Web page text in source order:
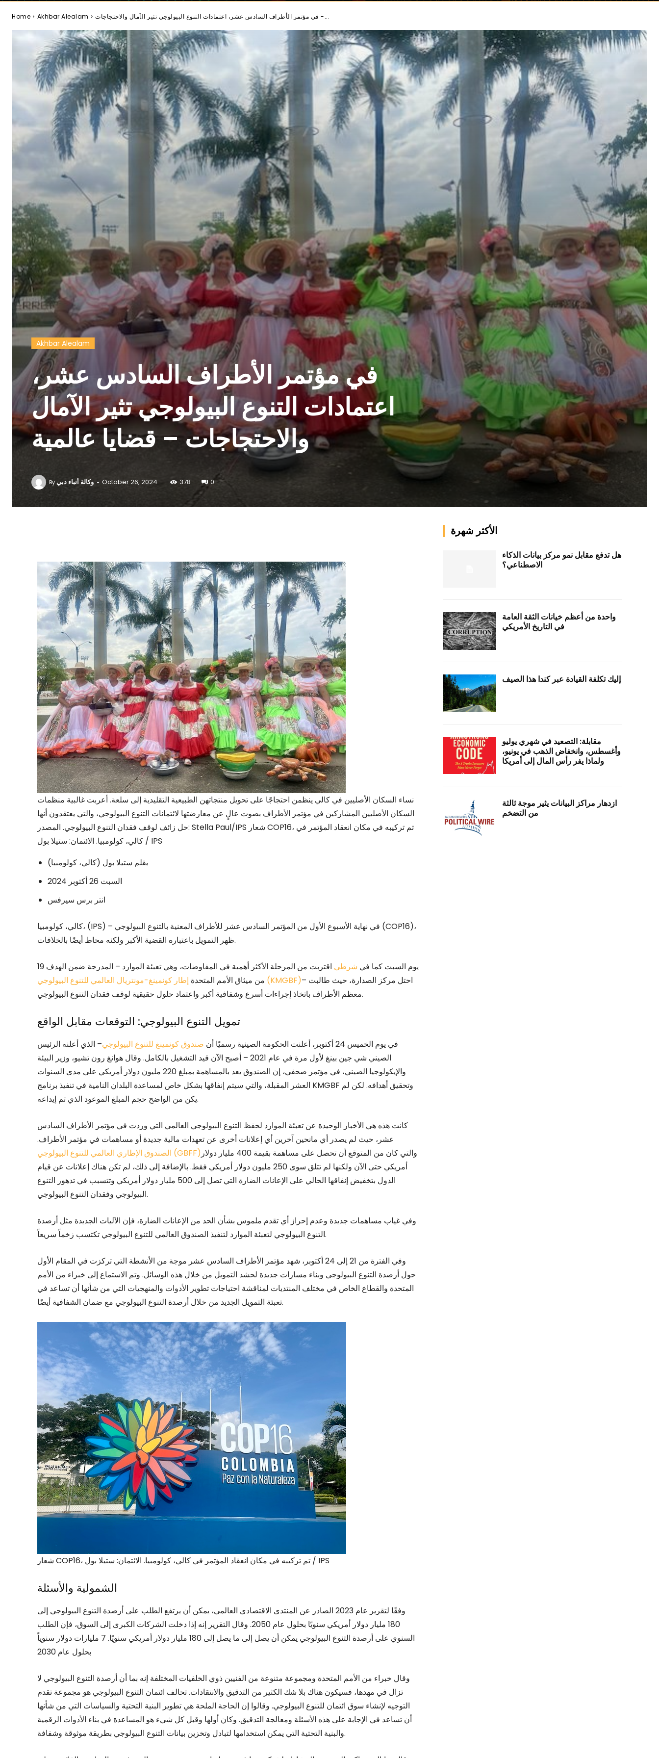
Home Akhbar Alealam في مؤتمر الأطراف السادس عشر، اعتمادات التنوع البيولوجي تثير الآمال والاحتجاجات -...
Akhbar Alealam
في مؤتمر الأطراف السادس عشر،
اعتمادات التنوع البيولوجي تثير الآمال
والاحتجاجات – قضايا عالمية
Byوكالة أنباء دبي - October 26, 2024 378 0
نساء السكان الأصليين في كالي ينظمن احتجاجًا على تحويل منتجاتهن الطبيعية التقليدية إلى سلعة. أعربت غالبية منظمات
السكان الأصليين المشاركين في مؤتمر الأطراف بصوت عالٍ عن معارضتها لائتمانات التنوع البيولوجي، والتي يعتقدون أنها
حل زائف لوقف فقدان التنوع البيولوجي. المصدر: Stella Paul/IPS شعار COP16، تم تركيبه في مكان انعقاد المؤتمر في
كالي، كولومبيا. الائتمان: ستيلا بول / IPS
بقلم ستيلا بول (كالي، كولومبيا)
السبت 26 أكتوبر 2024
انتر برس سيرفس
كالي، كولومبيا، (IPS) – في نهاية الأسبوع الأول من المؤتمر السادس عشر للأطراف المعنية بالتنوع البيولوجي (COP16)،
ظهر التمويل باعتباره القضية الأكبر ولكنه محاط أيضًا بالخلافات.
يوم السبت كما في شرطي
اقتربت من المرحلة الأكثر أهمية في المفاوضات، وهي تعبئة الموارد – المدرجة ضمن الهدف 19
من ميثاق الأمم المتحدة إطار كونمينغ-مونتريال العالمي للتنوع البيولوجي (KMGBF)– احتل مركز الصدارة، حيث طالبت
معظم الأطراف باتخاذ إجراءات أسرع وشفافية أكبر واعتماد حلول حقيقية لوقف فقدان التنوع البيولوجي.
تمويل التنوع البيولوجي: التوقعات مقابل الواقع
في يوم الخميس 24 أكتوبر، أعلنت الحكومة الصينية رسميًا أن صندوق كونمينغ للتنوع البيولوجي– الذي أعلنه الرئيس
الصيني شي جين بينغ لأول مرة في عام 2021 – أصبح الآن قيد التشغيل بالكامل. وقال هوانغ رون تشيو، وزير البيئة
والإيكولوجيا الصيني، في مؤتمر صحفي، إن الصندوق يعد بالمساهمة بمبلغ 220 مليون دولار أمريكي على مدى السنوات
العشر المقبلة، والتي سيتم إنفاقها بشكل خاص لمساعدة البلدان النامية في تنفيذ برنامج KMGBF وتحقيق أهدافه. لكن لم
يكن من الواضح حجم المبلغ الموعود الذي تم إيداعه.
كانت هذه هي الأخبار الوحيدة عن تعبئة الموارد لحفظ التنوع البيولوجي العالمي التي وردت في مؤتمر الأطراف السادس
عشر، حيث لم يصدر أي مانحين آخرين أي إعلانات أخرى عن تعهدات مالية جديدة أو مساهمات في مؤتمر الأطراف.
الصندوق الإطاري العالمي للتنوع البيولوجي (GBFF) والتي كان من المتوقع أن تحصل على مساهمة بقيمة 400 مليار دولار
أمريكي حتى الآن ولكنها لم تتلق سوى 250 مليون دولار أمريكي فقط. بالإضافة إلى ذلك، لم تكن هناك إعلانات عن قيام
الدول بتخفيض إنفاقها الحالي على الإعانات الضارة التي تصل إلى 500 مليار دولار أمريكي وتتسبب في تدهور التنوع
البيولوجي وفقدان التنوع البيولوجي.
وفي غياب مساهمات جديدة وعدم إحراز أي تقدم ملموس بشأن الحد من الإعانات الضارة، فإن الآليات الجديدة مثل أرصدة
التنوع البيولوجي لتعبئة الموارد لتنفيذ الصندوق العالمي للتنوع البيولوجي تكتسب زخماً سريعاً.
وفي الفترة من 21 إلى 24 أكتوبر، شهد مؤتمر الأطراف السادس عشر موجة من الأنشطة التي تركزت في المقام الأول
حول أرصدة التنوع البيولوجي وبناء مسارات جديدة لحشد التمويل من خلال هذه الوسائل. وتم الاستماع إلى خبراء من الأمم
المتحدة والقطاع الخاص في مختلف المنتديات لمناقشة احتياجات تطوير الأدوات والمنهجيات التي من شأنها أن تساعد في
تعبئة التمويل الجديد من خلال أرصدة التنوع البيولوجي مع ضمان الشفافية أيضًا.
شعار COP16، تم تركيبه في مكان انعقاد المؤتمر في كالي، كولومبيا. الائتمان: ستيلا بول / IPS
الشمولية والأسئلة
وفقًا لتقرير عام 2023 الصادر عن المنتدى الاقتصادي العالمي، يمكن أن يرتفع الطلب على أرصدة التنوع البيولوجي إلى
180 مليار دولار أمريكي سنويًا بحلول عام 2050. وقال التقرير إنه إذا دخلت الشركات الكبرى إلى السوق، فإن الطلب
السنوي على أرصدة التنوع البيولوجي يمكن أن يصل إلى ما يصل إلى 180 مليار دولار أمريكي سنويًا. 7 مليارات دولار سنوياً
بحلول عام 2030
وقال خبراء من الأمم المتحدة ومجموعة متنوعة من الفنيين ذوي الخلفيات المختلفة إنه بما أن أرصدة التنوع البيولوجي لا
تزال في مهدها، فسيكون هناك بلا شك الكثير من التدقيق والانتقادات. تحالف ائتمان التنوع البيولوجي هو مجموعة تقدم
التوجيه لإنشاء سوق ائتمان للتنوع البيولوجي. وقالوا إن الحاجة الملحة هي تطوير البنية التحتية والسياسات التي من شأنها
أن تساعد في الإجابة على هذه الأسئلة ومعالجة التدقيق. وكان أولها وقبل كل شيء هو المساعدة في بناء الأدوات الرقمية
والبنية التحتية التي يمكن استخدامها لتبادل وتخزين بيانات التنوع البيولوجي بطريقة موثوقة وشفافة.
الأكثر شهرة
هل تدفع مقابل نمو مركز بيانات الذكاء
الاصطناعي؟
واحدة من أعظم خيانات الثقة العامة
في التاريخ الأمريكي
إليك تكلفة القيادة عبر كندا هذا الصيف
مقابلة: التصعيد في شهري يوليو
وأغسطس، وانخفاض الذهب في يونيو،
ولماذا يفر رأس المال إلى أمريكا
ازدهار مراكز البيانات يثير موجة ثالثة
من التضخم